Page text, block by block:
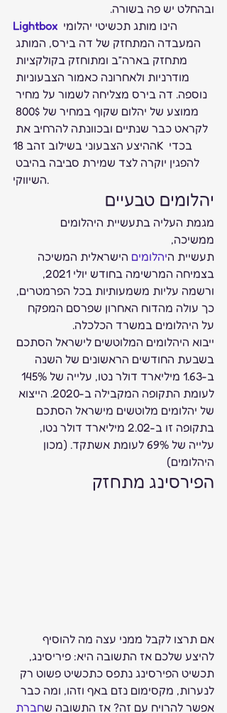
ובהחלט יש פה בשורה.
Lightbox הינו מותג תכשיטי יהלומי
המעבדה המתחזק של דה בירס, המותג
מתחזק בארה”ב ומתוחזק בקולקציות
מודרניות ולאחרונה כאמור הצבעוניות
נוספה. דה בירס מצליחה לשמור על מחיר
לקראט כבר שנתיים ובכוונתה להרחיב את
ההיצע הצבעוני בשילוב זהב 18K בכדי
להפגין יוקרה לצד שמירת סביבה בהיבט
השיווקי.
יהלומים טבעיים
מגמת העליה בתעשיית היהלומים
ממשיכה,
תעשיית היהלומים הישראלית המשיכה
בצמיחה המרשימה בחודש יולי 2021,
ורשמה עליות משמעותיות בכל הפרמטרים,
כך עולה מהדוח האחרון שפרסם המפקח
על היהלומים במשרד הכלכלה.
ייבוא היהלומים המלוטשים לישראל הסתכם
בשבעת החודשים הראשונים של השנה
לעומת התקופה המקבילה ב-2020. הייצוא
של יהלומים מלוטשים מישראל הסתכם
בתקופה זו ב-2.02 מיליארד דולר נטו,
עלייה של 69% לעומת אשתקד. (מכון
היהלומים)
הפירסינג מתחזק
אם תרצו לקבל ממני עצה מה להוסיף
להיצע שלכם אז התשובה היא: פיריסינג,
תכשיט הפירסינג נתפס כתכשיט פשוט רק
לנערות, מקסימום נזם באף וזהו, ומה כבר
אפשר להרויח עם זה? אז התשובה שחברת